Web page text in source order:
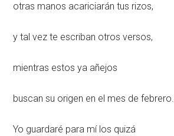
otras manos acariciarán tus rizos,
y tal vez te escriban otros versos,
mientras estos ya añejos
buscan su origen en el mes de febrero.
Yo guardaré para mí los quizá